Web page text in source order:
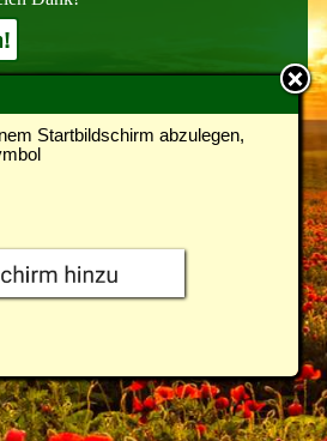
Startbildschirm abzulegen,